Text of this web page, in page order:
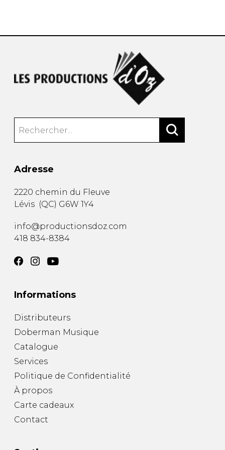
Adresse
2220 chemin du Fleuve
Lévis (QC) G6W 1Y4
info@productionsdoz.com
418 834-8384
Informations
Distributeurs
Doberman Musique
Catalogue
Services
Politique de Confidentialité
À propos
Carte cadeaux
Contact